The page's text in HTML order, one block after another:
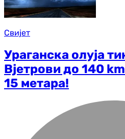
Свијет
Ураганска олуја
Вјетрови до 140
15 метара!